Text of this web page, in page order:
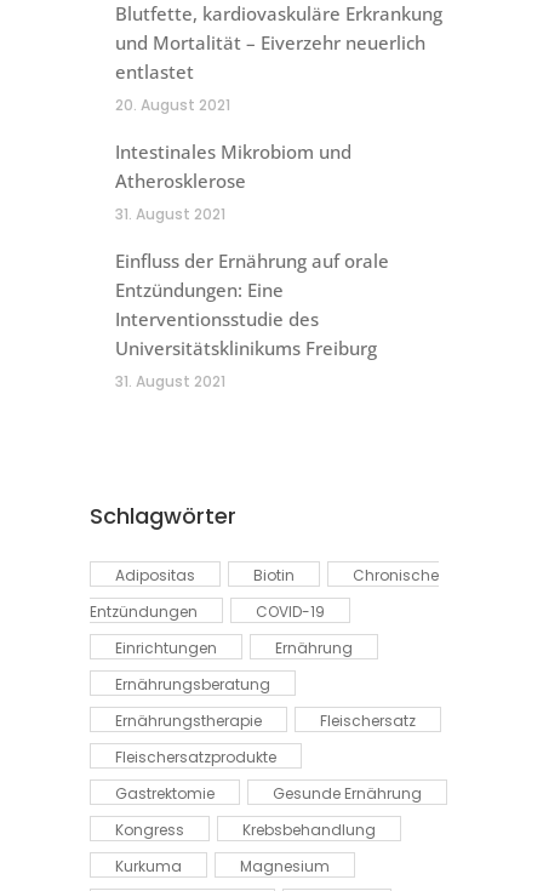
Blutfette, kardiovaskuläre Erkrankung
und Mortalität – Eiverzehr neuerlich
entlastet
20. August 2021
Intestinales Mikrobiom und
Atherosklerose
31. August 2021
Einfluss der Ernährung auf orale
Entzündungen: Eine
Interventionsstudie des
Universitätsklinikums Freiburg
31. August 2021
Schlagwörter
Adipositas Biotin
Chronische
Entzündungen
COVID-19
Einrichtungen
Ernährung
Ernährungsberatung
Ernährungstherapie
Fleischersatz
Fleischersatzprodukte
Gastrektomie
Gesunde Ernährung
Kongress
Krebsbehandlung
Kurkuma
Magnesium